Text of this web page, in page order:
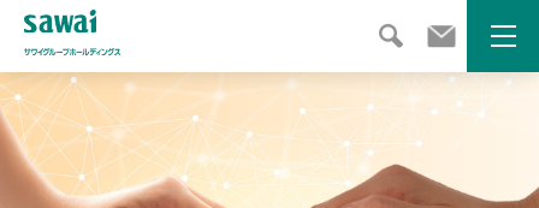
サ
ワ
イ
グ
メニ